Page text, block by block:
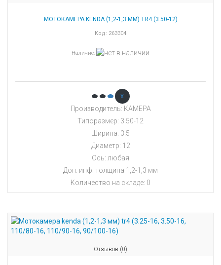
МОТОКАМЕРА KENDA (1,2-1,3 ММ) TR4 (3.50-12)
Код: 263304
Наличие:
x
Производитель: КАМЕРА
Типоразмер: 3.50-12
Ширина: 3.5
Диаметр: 12
Ось: любая
Доп. инф: толщина 1,2-1,3 мм
Количество на складе: 0
Отзывов (0)